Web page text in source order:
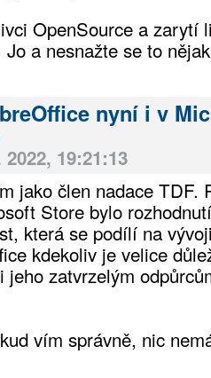
OpenSource a zarytí
a nesnažte se to
nyní i v
2022, 19:21:13
jako člen nadace TDF.
Store bylo
která se podílí na
kdekoliv je velice
jeho zatvrzelým
vím správně, nic